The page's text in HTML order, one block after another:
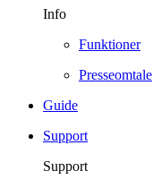
Info
Funktioner
Presseomtale
Guide
Support
Support